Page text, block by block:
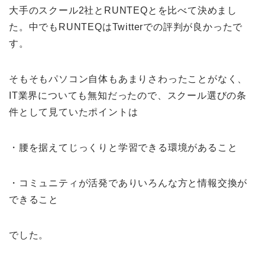
大手のスクール2社とRUNTEQとを比べて決めまし
た。 中でもRUNTEQはTwitterでの評判が良かったで
す。
そもそもパソコン自体もあまりさわったことがなく、
IT業界についても無知だったので、スクール選びの条
件として見ていたポイントは
・腰を据えてじっくりと学習できる環境があること
・コミュニティが活発でありいろんな方と情報交換が
できること
でした。